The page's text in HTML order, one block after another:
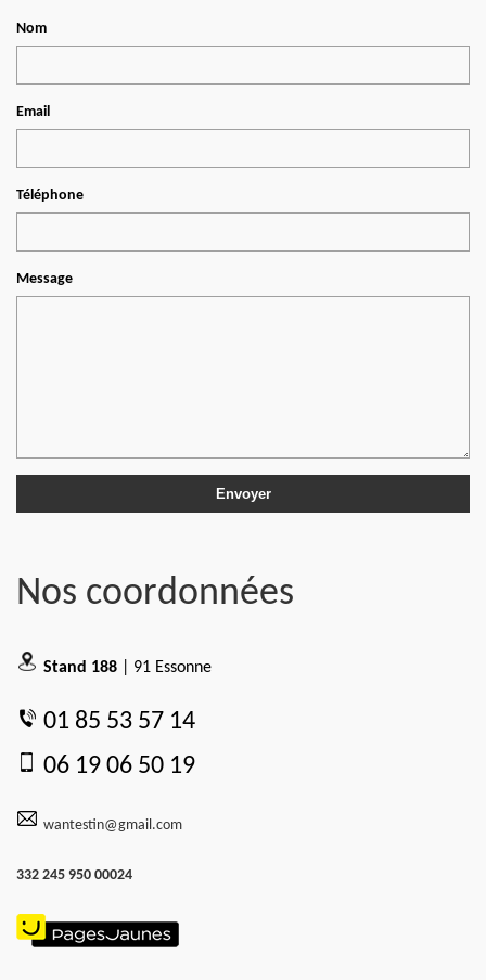
Nom
Email
Téléphone
Message
Nos coordonnées
Stand 188 | 91 Essonne
01 85 53 57 14
06 19 06 50 19
wantestin@gmail.com
332 245 950 00024